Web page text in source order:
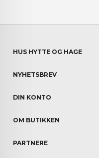
HUS HYTTE OG HAGE
NYHETSBREV
DIN KONTO
OM BUTIKKEN
PARTNERE